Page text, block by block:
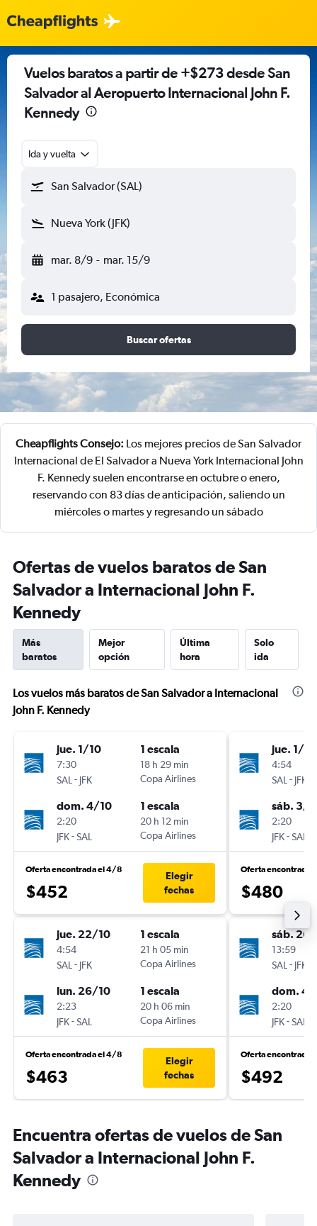
Vuelos baratos a partir de +$273 desde San
Salvador al Aeropuerto Internacional John F.
Kennedy
Ida y vuelta
San Salvador (SAL)
Nueva York (JFK)
mar. 8/9 - mar. 15/9
1 pasajero, Económica
Buscar ofertas
Cheapflights Consejo: Los mejores precios de San Salvador
Internacional de El Salvador a Nueva York Internacional John
F. Kennedy suelen encontrarse en octubre o enero,
reservando con 83 días de anticipación, saliendo un
miércoles o martes y regresando un sábado
Ofertas de vuelos baratos de San
Salvador a Internacional John F.
Kennedy
Más
baratos
Mejor
opción
Última
hora
Solo
ida
Los vuelos más baratos de San Salvador a Internacional
John F. Kennedy
jue. 1/10
7:30
SAL - JFK
1 escala
18 h 29 min
Copa Airlines
dom. 4/10
2:20
JFK-SAL
1 escala
20 h 12 min
Copa Airlines
Oferta encontrada el 4/8
$452
Elegir
fechas
jue. 22/10
4:54
SAL - JFK
1 escala
21 h 05 min
Copa Airlines
lun. 26/10
2:23
JFK-SAL
1 escala
20 h 06 min
Copa Airlines
Oferta encontrada el 4/8
$463
Elegir
fechas
jue. 1/10
4:54
SAL - JFK
sáb. 3/
2:20
JFK-SAL
Oferta encontrada
$480
sáb.
13:59
SAL - JFK
dom. 4/
2:20
JFK-SAL
Oferta encontrada
$492
Encuentra ofertas de vuelos de San
Salvador a Internacional John F.
Kennedy